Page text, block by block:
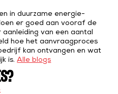
in duurzame energie-
er goed aan vooraf de
van een aantal
hoe het aanvraagproces
kan ontvangen en wat
is.Alle blogs